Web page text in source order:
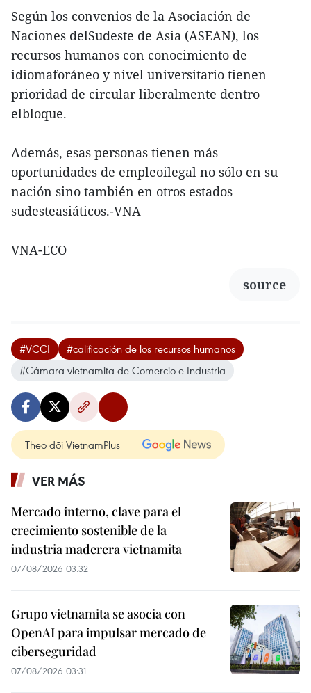
Según los convenios de la Asociación de
Naciones delSudeste de Asia (ASEAN), los
recursos humanos con conocimiento de
idiomaforáneo y nivel universitario tienen
prioridad de circular liberalmente dentro
elbloque.
Además, esas personas tienen más
oportunidades de empleoilegal no sólo en su
nación sino también en otros estados
sudesteasiáticos.-VNA
VNA-ECO
source
#VCCI
#calificación de los recursos humanos
#Cámara vietnamita de Comercio e Industria
Theo dõi VietnamPlus
VER MÁS
Mercado interno, clave para el
crecimiento sostenible de la
industria maderera vietnamita
07/08/2026 03:32
Grupo vietnamita se asocia con
OpenAI para impulsar mercado de
ciberseguridad
07/08/2026 03:31